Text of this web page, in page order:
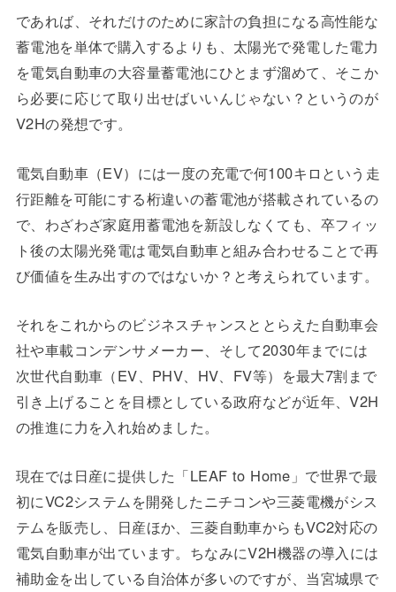
であれば、それだけのために家計の負担になる高性能な
蓄電池を単体で購入するよりも、太陽光で発電した電力
を電気自動車の大容量蓄電池にひとまず溜めて、そこか
ら必要に応じて取り出せばいいんじゃない？というのが
V2Hの発想です。
電気自動車（EV）には一度の充電で何100キロという走
行距離を可能にする桁違いの蓄電池が搭載されているの
で、わざわざ家庭用蓄電池を新設しなくても、卒フィッ
ト後の太陽光発電は電気自動車と組み合わせることで再
び価値を生み出すのではないか？と考えられています。
それをこれからのビジネスチャンスととらえた自動車会
社や車載コンデンサメーカー、そして2030年までには
次世代自動車（EV、PHV、HV、FV等）を最大7割まで
引き上げることを目標としている政府などが近年、V2H
の推進に力を入れ始めました。
現在では日産に提供した「LEAF to Home」で世界で最
初にVC2システムを開発したニチコンや三菱電機がシス
テムを販売し、日産ほか、三菱自動車からもVC2対応の
電気自動車が出ています。ちなみにV2H機器の導入には
補助金を出している自治体が多いのですが、当宮城県で